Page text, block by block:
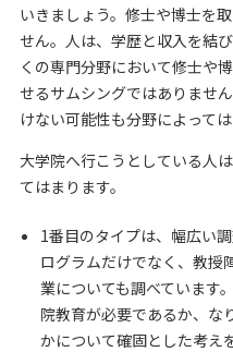
いきましょう。修士や博士を
せん。人は、学歴と収入を結
くの専門分野において修士や
せるサムシングではありませ
けない可能性も分野によっては
大学院へ行こうとしている人
てはまります。
1番目のタイプは、幅広い
ログラムだけでなく、教授
業についても調べています
院教育が必要であるか、な
かについて確固とした考え